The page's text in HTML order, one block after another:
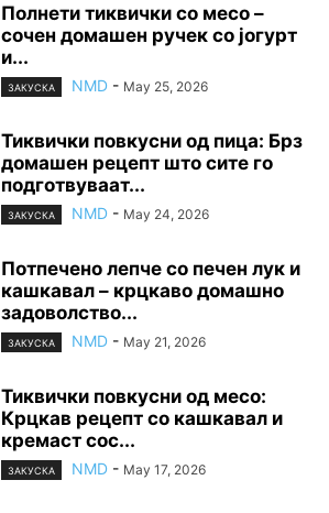
Полнети тиквички со месо –
сочен домашен ручек со јогурт
и...
ЗАКУСКА NMD - May 25, 2026
Тиквички повкусни од пица: Брз
домашен рецепт што сите го
подготвуваат...
ЗАКУСКА NMD - May 24, 2026
Потпечено лепче со печен лук и
кашкавал – крцкаво домашно
задоволство...
ЗАКУСКА NMD - May 21, 2026
Тиквички повкусни од месо:
Крцкав рецепт со кашкавал и
кремаст сос...
ЗАКУСКА NMD - May 17, 2026